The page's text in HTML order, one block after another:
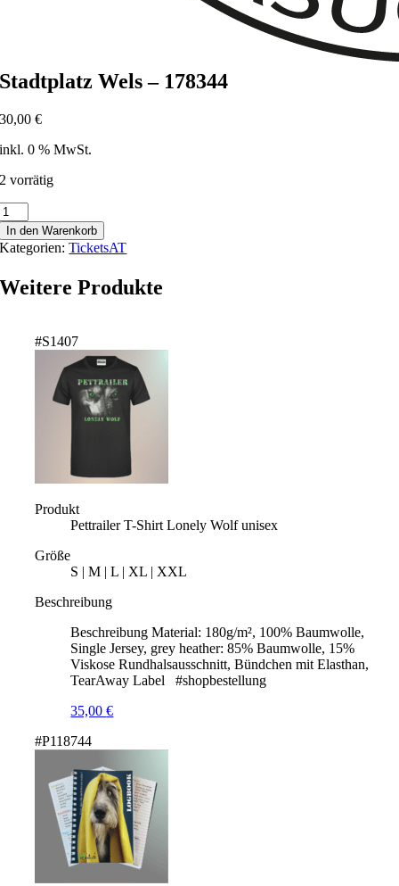
Stadtplatz Wels – 178344
30,00€
inkl. 0 % MwSt.
2 vorrätig
In den Warenkorb
Kategorien:TicketsAT
Weitere Produkte
#S1407
Produkt
Pettrailer T-Shirt Lonely Wolf unisex
Größe
S | M | L | XL | XXL
Beschreibung
Beschreibung Material: 180g/m², 100% Baumwolle,
Single Jersey, grey heather: 85% Baumwolle, 15%
Viskose Rundhalsausschnitt, Bündchen mit Elasthan,
TearAway Label #shopbestellung
35,00€
#P118744